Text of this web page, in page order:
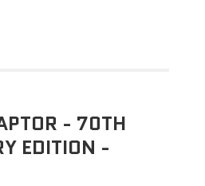
- 70TH
EDITION -